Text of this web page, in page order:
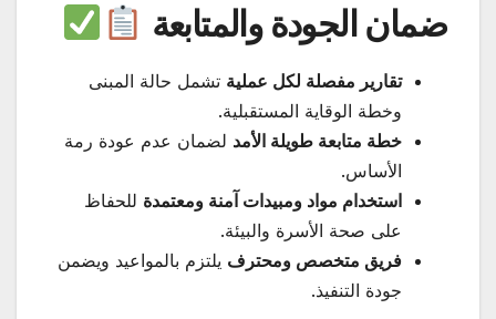
ضمان الجودة والمتابعة
تقارير مفصلة لكل عملية تشمل حالة المبنى
وخطة الوقاية المستقبلية.
خطة متابعة طويلة الأمد لضمان عدم عودة رمة
الأساس.
استخدام مواد ومبيدات آمنة ومعتمدة للحفاظ
على صحة الأسرة والبيئة.
فريق متخصص ومحترف يلتزم بالمواعيد ويضمن
جودة التنفيذ.